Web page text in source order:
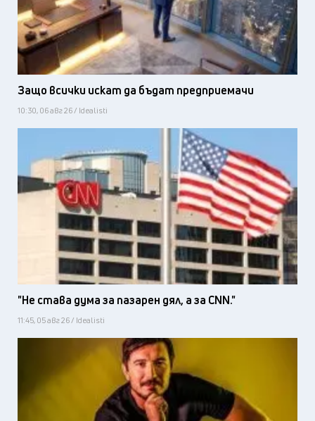
Защо всички искат да бъдат предприемачи
10:30, 06 авг 26 / Idealisti
"Не става дума за пазарен дял, а за CNN."
11:45, 05 авг 26 / Idealisti